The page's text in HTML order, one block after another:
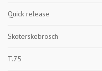
Quick release
Sköterskebrosch
T.75